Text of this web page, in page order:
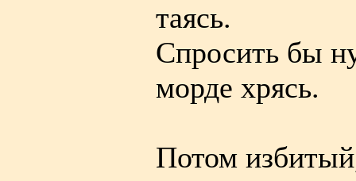
таясь.
Спросить бы
морде хрясь.
Потом